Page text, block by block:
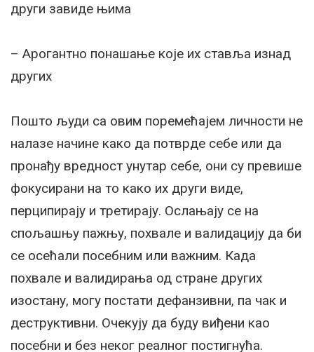
други завиде њима
– Арогантно понашање које их ставља изнад
других
Пошто људи са овим поремећајем личности не
налазе начине како да потврде себе или да
пронађу вредност унутар себе, они су превише
фокусирани на то како их други виде,
перципирају и третирају. Ослањају се на
спољашњу пажњу, похвале и валидацију да би
се осећали посебним или важним. Када
похвале и валидирања од стране других
изостану, могу постати дефанзивни, па чак и
деструктивни. Очекују да буду виђени као
посебни и без неког реалног постигнућа.